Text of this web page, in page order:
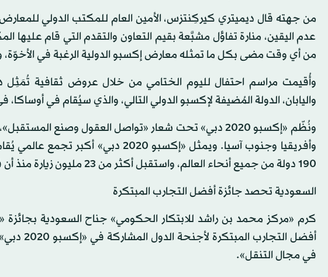
عدم اليقين، منارة تفاؤل مشبَّعة بقيم التعاون والتقدم التي قام عليها
من أي وقت مضى بكل ما تمثله معارض إكسبو الدولية الرغبة في الأخوّة،
واليابان، الدولة المُضيفة لإكسبو الدولي التالي، والذي سيُقام في أوساكا،
ونُظّم «إكسبو 2020 دبي» تحت شعار «تواصل العقول وصنع
190 دولة من جميع أنحاء العالم، واستقبل أكثر من 23 مليون زيارة منذ أن فتح أبوابه في الأول من أكتوبر (تشرين الأول) 2021.
السعودية تحصد جائزة أفضل التجارب المبتكرة
كرم «مركز محمد بن راشد للابتكار الحكومي» جناح السعودية بجائزة
أفضل
في مجال التنقل».